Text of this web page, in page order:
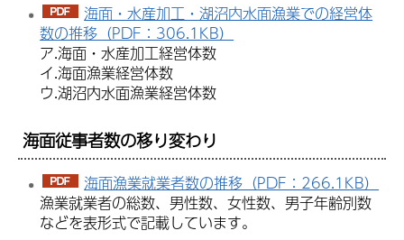
海面・水産加工・湖沼内水面漁業での経営体
数の推移（PDF：306.1KB）
ア.海面・水産加工経営体数
イ.海面漁業経営体数
ウ.湖沼内水面漁業経営体数
海面従事者数の移り変わり
海面漁業就業者数の推移（PDF：266.1KB）
漁業就業者の総数、男性数、女性数、男子年齢別数
などを表形式で記載しています。